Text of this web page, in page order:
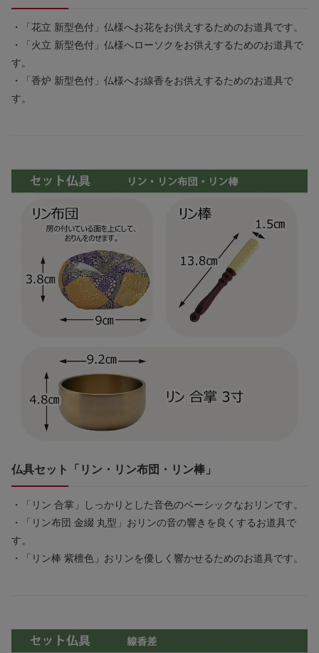
・「花立 新型色付」仏様へお花をお供えするためのお道具です。
・「火立 新型色付」仏様へローソクをお供えするためのお道具で
す。
・「香炉 新型色付」仏様へお線香をお供えするためのお道具で
す。
仏具セット「リン・リン布団・リン棒」
・「リン 合掌」しっかりとした音色のベーシックなおリンです。
・「リン布団 金綴 丸型」おリンの音の響きを良くするお道具で
す。
・「リン棒 紫檀色」おリンを優しく響かせるためのお道具です。